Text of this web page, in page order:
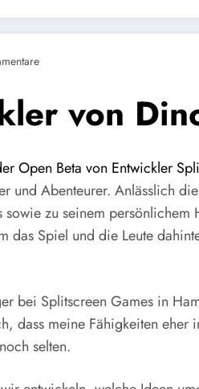
von
Open Beta von Entwickler
Abenteurer. Anlässlich
zu seinem
das Spiel und die Leute
bei Splitscreen Games in
dass meine Fähigkeiten
selten.